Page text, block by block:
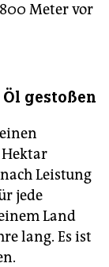
Meter vor
gestoßen
Leistung
jede
Land
lang. Es ist